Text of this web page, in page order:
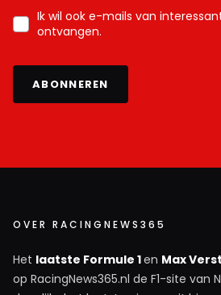
Ik wil ook e-mails van
ontvangen.
ABONNEREN
OVER RACINGNEWS365
Het laatste Formule 1en Max
op RacingNews365.nl de F1-site van